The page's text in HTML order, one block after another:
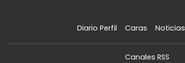
Diario Perfil Caras Noticias
Canales RSS